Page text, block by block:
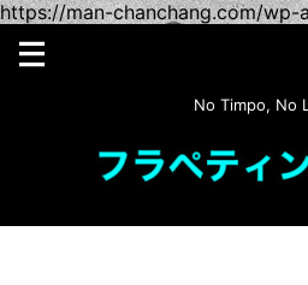
https://man-chanchang.com/wp-
No Timpo, No